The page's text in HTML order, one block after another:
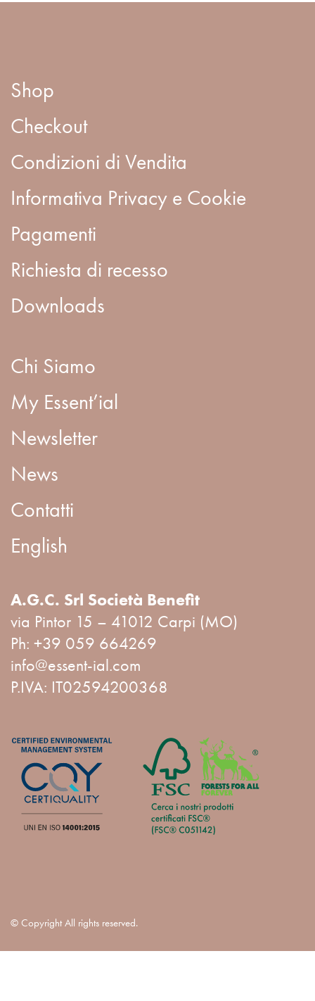
Shop
Checkout
Condizioni di Vendita
Informativa Privacy e Cookie
Pagamenti
Richiesta di recesso
Downloads
Chi Siamo
My Essent’ial
Newsletter
News
Contatti
English
A.G.C. Srl Società Benefit
via Pintor 15 – 41012 Carpi (MO)
Ph: +39 059 664269
info@essent-ial.com
P.IVA: IT02594200368
© Copyright All rights reserved.